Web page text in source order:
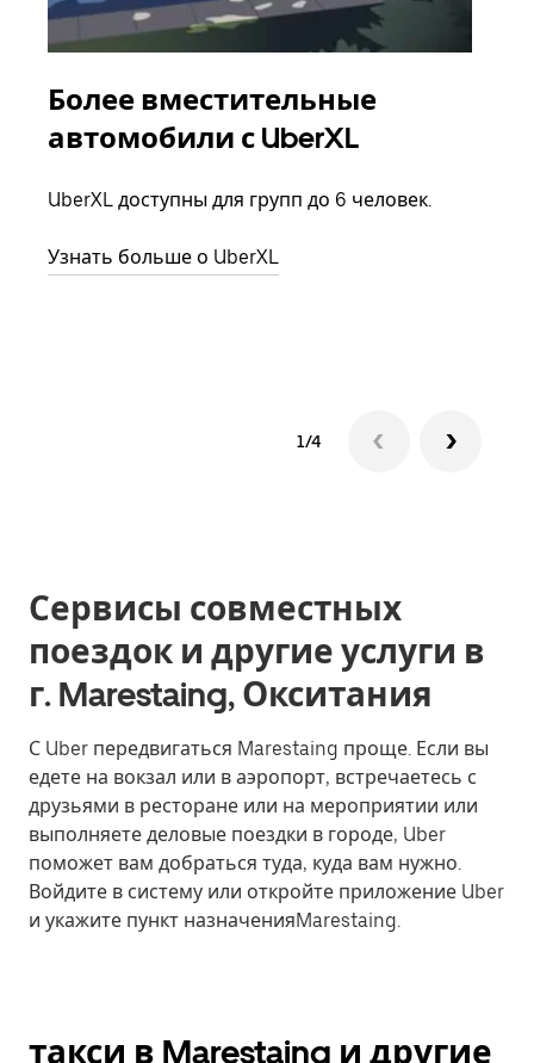
Более вместительные
автомобили с UberXL
UberXL доступны для групп до 6 человек.
Узнать больше о UberXL
1/4
Сервисы совместных
поездок и другие услуги в
г. Marestaing, Окситания
С Uber передвигаться Marestaing проще. Если вы
едете на вокзал или в аэропорт, встречаетесь с
друзьями в ресторане или на мероприятии или
выполняете деловые поездки в городе, Uber
поможет вам добраться туда, куда вам нужно.
Войдите в систему или откройте приложение Uber
и укажите пункт назначенияMarestaing.
такси в Marestaing и другие